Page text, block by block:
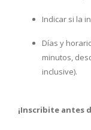
Indicar si la
Días y
minutos,
inclusive).
¡Inscribite antes